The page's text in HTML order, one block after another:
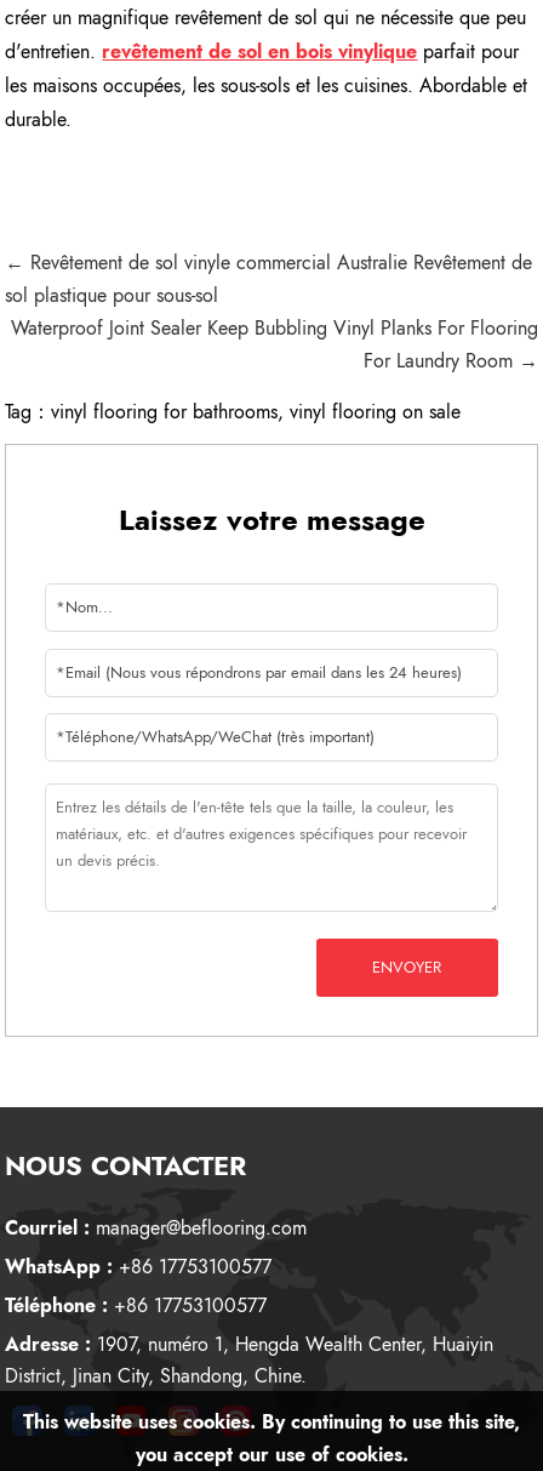
créer un magnifique revêtement de sol qui ne nécessite que peu
d'entretien. revêtement de sol en bois vinylique parfait pour
les maisons occupées, les sous-sols et les cuisines. Abordable et
durable.
← Revêtement de sol vinyle commercial Australie Revêtement de
sol plastique pour sous-sol
Waterproof Joint Sealer Keep Bubbling Vinyl Planks For Flooring
For Laundry Room →
Tag：vinyl flooring for bathrooms,vinyl flooring on sale
Laissez votre message
ENVOYER
NOUS CONTACTER
Courriel : manager@beflooring.com
WhatsApp : +86 17753100577
Téléphone : +86 17753100577
Adresse : 1907, numéro 1, Hengda Wealth Center, Huaiyin
District, Jinan City, Shandong, Chine.
This website uses cookies. By continuing to use this site,
you accept our use of cookies.